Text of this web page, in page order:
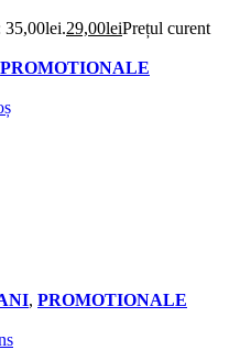
35,00lei.29,00leiPrețul curent
PROMOTIONALE
, PROMOTIONALE